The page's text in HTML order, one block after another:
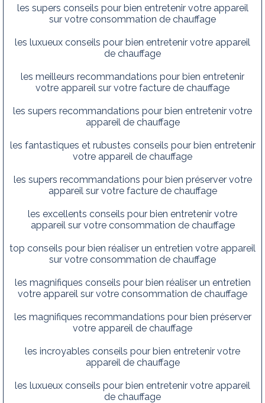
les supers conseils pour bien entretenir votre appareil
sur votre consommation de chauffage
les luxueux conseils pour bien entretenir votre appareil
de chauffage
les meilleurs recommandations pour bien entretenir
votre appareil sur votre facture de chauffage
les supers recommandations pour bien entretenir votre
appareil de chauffage
les fantastiques et rubustes conseils pour bien entretenir
votre appareil de chauffage
les supers recommandations pour bien préserver votre
appareil sur votre facture de chauffage
les excellents conseils pour bien entretenir votre
appareil sur votre consommation de chauffage
top conseils pour bien réaliser un entretien votre appareil
sur votre consommation de chauffage
les magnifiques conseils pour bien réaliser un entretien
votre appareil sur votre consommation de chauffage
les magnifiques recommandations pour bien préserver
votre appareil de chauffage
les incroyables conseils pour bien entretenir votre
appareil de chauffage
les luxueux conseils pour bien entretenir votre appareil
de chauffage